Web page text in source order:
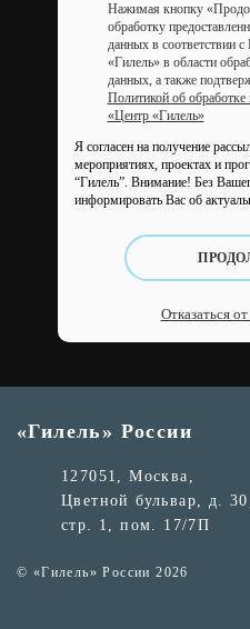
Нажимая кнопку
обработку
данных в соответствии
«Гилель» в области
данных, а также
Политикой об
«Центр «Гилель»
Я согласен на получение
мероприятиях, проектах и
“Гилель”. Внимание! Без
информировать Вас об
Отказаться
«Гилель» России
127051, Москва,
Цветной бульвар, д.
стр. 1, пом. 17/7П
© «Гилель» России 2026